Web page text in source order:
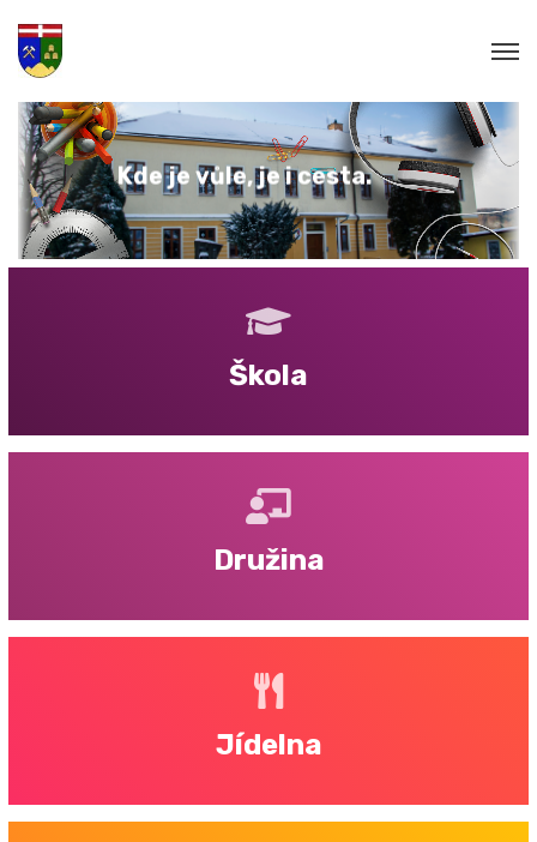
Kd e je vůle,je icesta.
Škola
Družina
Jídelna